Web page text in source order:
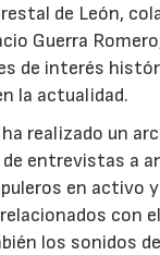
de León,
Guerra
de interés
la actualidad.
realizado un
entrevistas a
en activo
con
los sonidos